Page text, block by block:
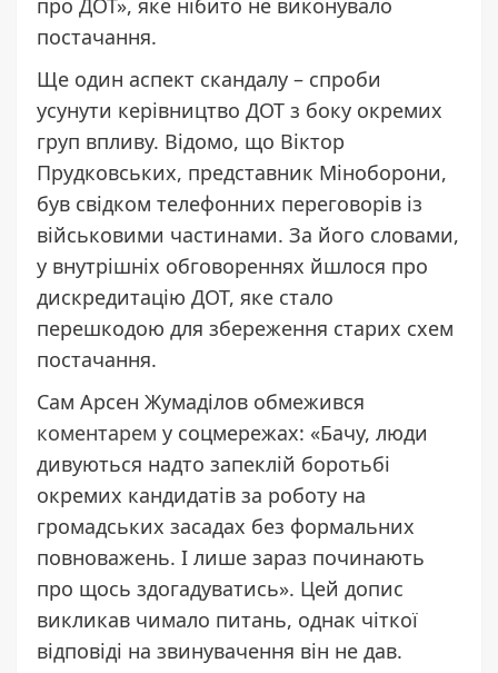
про ДОТ», яке нібито не виконувало
постачання.
Ще один аспект скандалу – спроби
усунути керівництво ДОТ з боку окремих
груп впливу. Відомо, що Віктор
Прудковських, представник Міноборони,
був свідком телефонних переговорів із
військовими частинами. За його словами,
у внутрішніх обговореннях йшлося про
дискредитацію ДОТ, яке стало
перешкодою для збереження старих схем
постачання.
Сам Арсен Жумаділов обмежився
коментарем у соцмережах: «Бачу, люди
дивуються надто запеклій боротьбі
окремих кандидатів за роботу на
громадських засадах без формальних
повноважень. І лише зараз починають
про щось здогадуватись». Цей допис
викликав чимало питань, однак чіткої
відповіді на звинувачення він не дав.